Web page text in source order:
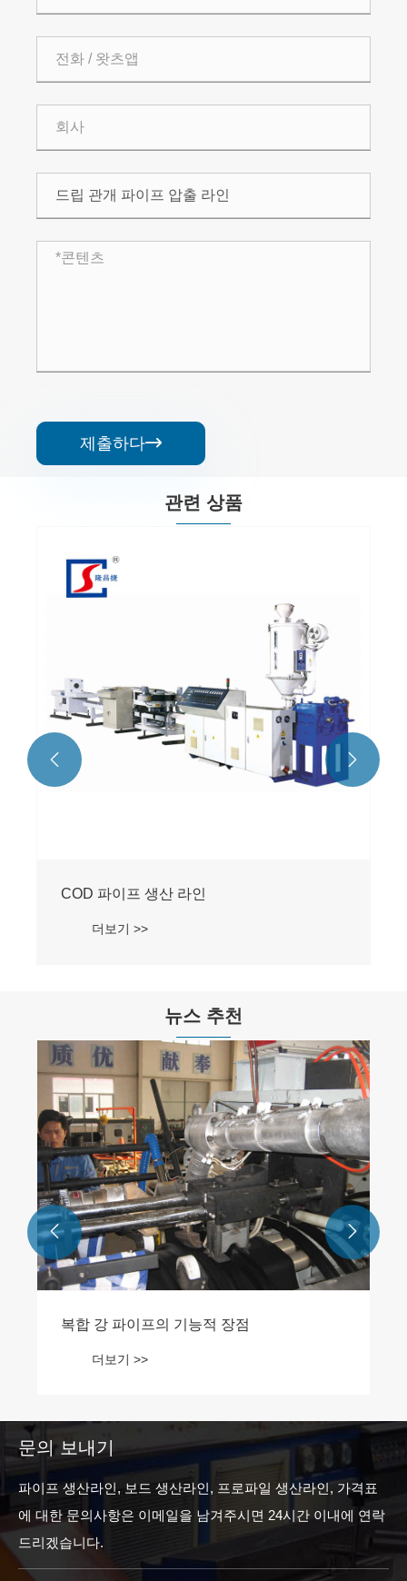
제출하다
관련 상품
MPP 케이블 보호 슬리브 파이프 생산 라인
 
뉴스 추천
캐럿튜브 제품의 특성은 무엇인가요?
더보기 >>
 
문의 보내기
파이프 생산라인, 보드 생산라인, 프로파일 생산라인, 가격표
에 대한 문의사항은 이메일을 남겨주시면 24시간 이내에 연락
드리겠습니다.